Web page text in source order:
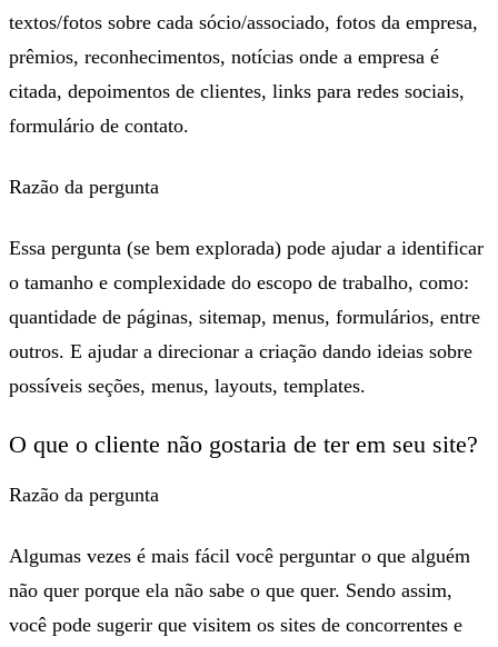
textos/fotos sobre cada sócio/associado, fotos da empresa,
prêmios, reconhecimentos, notícias onde a empresa é
citada, depoimentos de clientes, links para redes sociais,
formulário de contato.
Razão da pergunta
Essa pergunta (se bem explorada) pode ajudar a identificar
o tamanho e complexidade do escopo de trabalho, como:
quantidade de páginas, sitemap, menus, formulários, entre
outros. E ajudar a direcionar a criação dando ideias sobre
possíveis seções, menus, layouts, templates.
O que o cliente não gostaria de ter em seu site?
Razão da pergunta
Algumas vezes é mais fácil você perguntar o que alguém
não quer porque ela não sabe o que quer. Sendo assim,
você pode sugerir que visitem os sites de concorrentes e